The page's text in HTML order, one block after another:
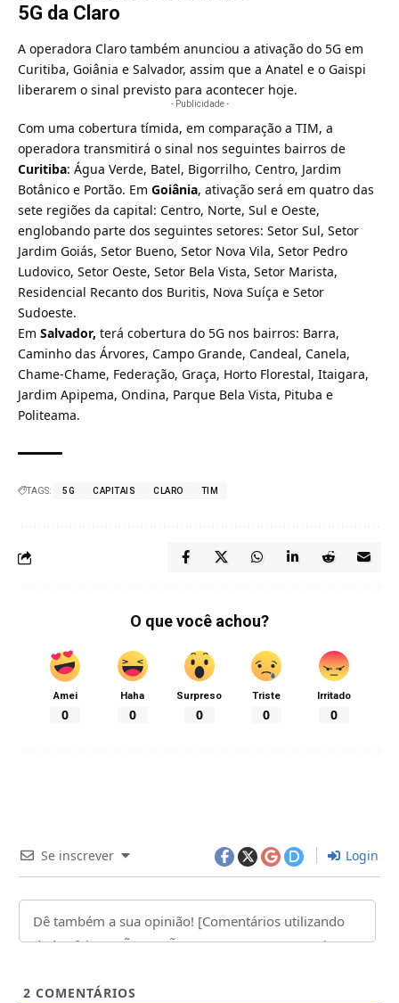
5G da Claro
A operadora Claro também anunciou a ativação do 5G em
Curitiba, Goiânia e Salvador, assim que a Anatel e o Gaispi
liberarem o sinal previsto para acontecer hoje.
- Publicidade -
Com uma cobertura tímida, em comparação a TIM, a
operadora transmitirá o sinal nos seguintes bairros de
Curitiba: Água Verde, Batel, Bigorrilho, Centro, Jardim
Botânico e Portão. Em Goiânia, ativação será em quatro das
sete regiões da capital: Centro, Norte, Sul e Oeste,
englobando parte dos seguintes setores: Setor Sul, Setor
Jardim Goiás, Setor Bueno, Setor Nova Vila, Setor Pedro
Ludovico, Setor Oeste, Setor Bela Vista, Setor Marista,
Residencial Recanto dos Buritis, Nova Suíça e Setor
Sudoeste.
Em Salvador, terá cobertura do 5G nos bairros: Barra,
Caminho das Árvores, Campo Grande, Candeal, Canela,
Chame-Chame, Federação, Graça, Horto Florestal, Itaigara,
Jardim Apipema, Ondina, Parque Bela Vista, Pituba e
Politeama.
TAGS: 5G CAPITAIS CLARO TIM
O que você achou?
Amei
0
Haha
0
Surpreso
0
Triste
0
Irritado
0
Se inscrever Login
2 COMENTÁRIOS